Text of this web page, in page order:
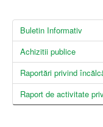
Buletin Informativ
Achizitii publice
Raportări privind
Raport de activitate